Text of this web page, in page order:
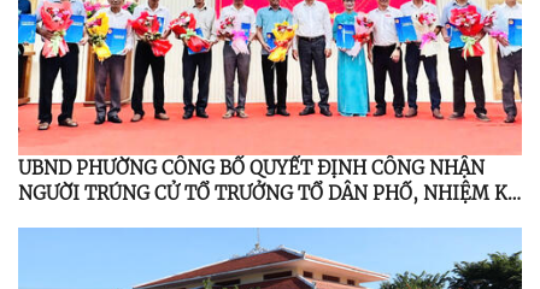
UBND PHƯỜNG CÔNG BỐ QUYẾT ĐỊNH CÔNG NHẬN
NGƯỜI TRÚNG CỬ TỔ TRƯỞNG TỔ DÂN PHỐ, NHIỆM KỲ